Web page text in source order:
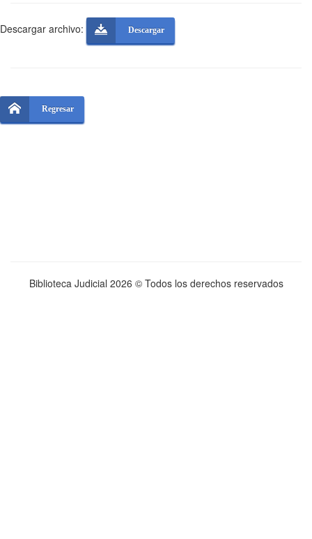
Descargar archivo: Descargar
Regresar
Biblioteca Judicial 2026 © Todos los derechos reservados